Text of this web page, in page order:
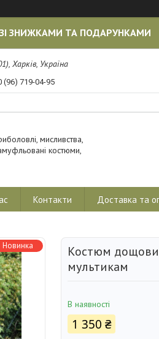
ЗІ ЗНИЖКАМИ ТА ПОДАРУНКАМИ
Харків, Україна
(96) 719-04-95
мисливства,
костюми,
Контакти Доставка та
Новинка
Костюм
мультикам
В наявності
1 350 ₴